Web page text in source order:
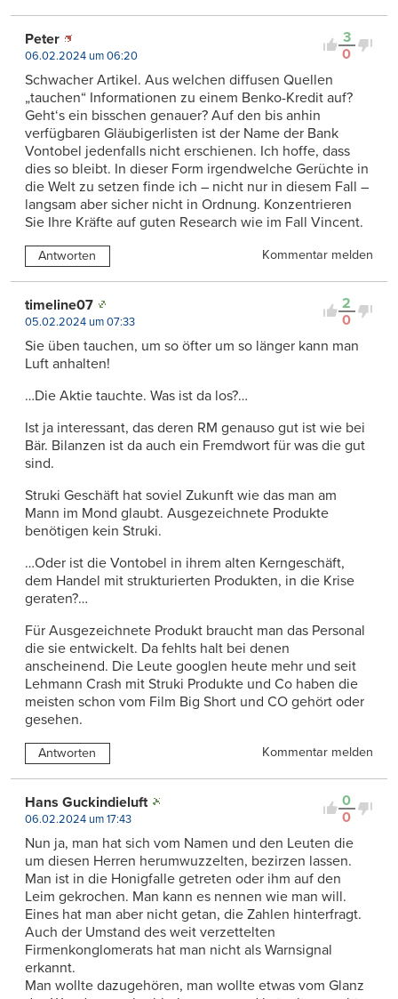
3
0
Peter
06.02.2024 um 06:20
Schwacher Artikel. Aus welchen diffusen Quellen
„tauchen“ Informationen zu einem Benko-Kredit auf?
Geht‘s ein bisschen genauer? Auf den bis anhin
verfügbaren Gläubigerlisten ist der Name der Bank
Vontobel jedenfalls nicht erschienen. Ich hoffe, dass
dies so bleibt. In dieser Form irgendwelche Gerüchte in
die Welt zu setzen finde ich – nicht nur in diesem Fall –
langsam aber sicher nicht in Ordnung. Konzentrieren
Sie Ihre Kräfte auf guten Research wie im Fall Vincent.
Antworten Kommentar melden
2
0
timeline07
05.02.2024 um 07:33
Sie üben tauchen, um so öfter um so länger kann man
Luft anhalten!
…Die Aktie tauchte. Was ist da los?…
Ist ja interessant, das deren RM genauso gut ist wie bei
Bär. Bilanzen ist da auch ein Fremdwort für was die gut
sind.
Struki Geschäft hat soviel Zukunft wie das man am
Mann im Mond glaubt. Ausgezeichnete Produkte
benötigen kein Struki.
…Oder ist die Vontobel in ihrem alten Kerngeschäft,
dem Handel mit strukturierten Produkten, in die Krise
geraten?…
Für Ausgezeichnete Produkt braucht man das Personal
die sie entwickelt. Da fehlts halt bei denen
anscheinend. Die Leute googlen heute mehr und seit
Lehmann Crash mit Struki Produkte und Co haben die
meisten schon vom Film Big Short und CO gehört oder
gesehen.
Antworten Kommentar melden
0
0
Hans Guckindieluft
06.02.2024 um 17:43
Nun ja, man hat sich vom Namen und den Leuten die
um diesen Herren herumwuzzelten, bezirzen lassen.
Man ist in die Honigfalle getreten oder ihm auf den
Leim gekrochen. Man kann es nennen wie man will.
Eines hat man aber nicht getan, die Zahlen hinterfragt.
Auch der Umstand des weit verzettelten
Firmenkonglomerats hat man nicht als Warnsignal
erkannt.
Man wollte dazugehören, man wollte etwas vom Glanz